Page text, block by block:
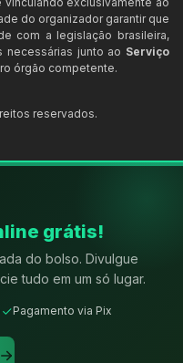
do organizador garantir que
com a legislação brasileira,
necessárias junto ao Serviço
órgão competente.
reservados.
grátis!
do bolso. Divulgue
tudo em um só lugar.
Pagamento via Pix